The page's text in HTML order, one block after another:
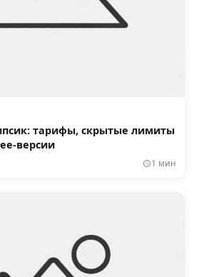
тарифы, скрытые лимиты
версии
1 мин